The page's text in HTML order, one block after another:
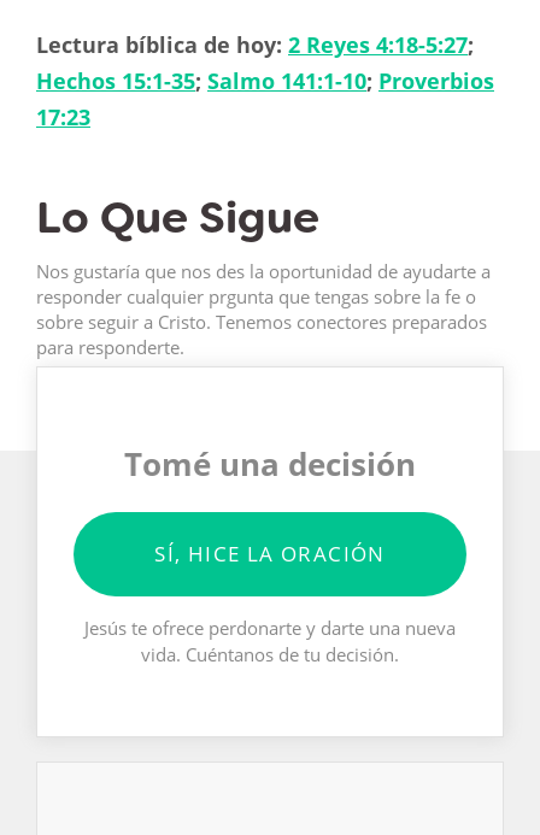
Lectura bíblica de hoy: 2 Reyes 4:18-5:27;
Hechos 15:1-35; Salmo 141:1-10; Proverbios
17:23
Lo Que Sigue
Nos gustaría que nos des la oportunidad de ayudarte a
responder cualquier prgunta que tengas sobre la fe o
sobre seguir a Cristo. Tenemos conectores preparados
para responderte.
Tomé una decisión
SÍ, HICE LA ORACIÓN
Jesús te ofrece perdonarte y darte una nueva
vida. Cuéntanos de tu decisión.